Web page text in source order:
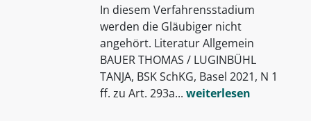
In diesem Verfahrensstadium
werden die Gläubiger nicht
angehört. Literatur Allgemein
BAUER THOMAS / LUGINBÜHL
TANJA, BSK SchKG, Basel 2021, N 1
ff. zu Art. 293a... weiterlesen